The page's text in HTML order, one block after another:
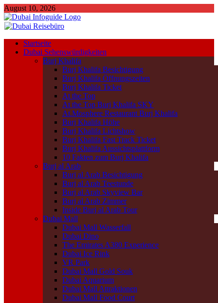
August 10, 2026
Startseite
Dubai Sehenswürdigkeiten
Burj Khalifa
Burj Khalifa Besichtigung
Burj Khalifa Öffnungszeiten
Burj Khalifa Ticket
At the Top
At the Top Burj Khalifa SKY
At.Mosphere Restaurant Burj Khalifa
Burj Khalifa Höhe
Burj Khalifa Lichtshow
Burj Khalifa Fast Track Ticket
Burj Khalifa Aussichtsplattform
10 Fakten zum Burj Khalifa
Burj al Arab
Burj al Arab Besichtigung
Burj al Arab Teestunde
Burj al Arab Skyview Bar
Burj al Arab Zimmer
Inside Burj al Arab Tour
Dubai Mall
Dubai Mall Wasserfall
Dubai Dino
The Emirates A380 Experience
Dubai Ice Rink
VR Park
Dubai Mall Gold Souk
Dubai Aquarium
Dubai Mall Attraktionen
Dubai Mall Food Court